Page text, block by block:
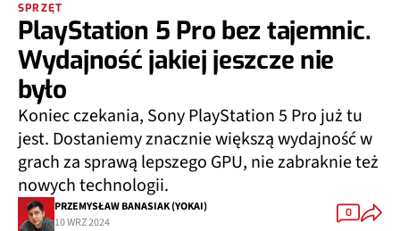
SPRZĘT
PlayStation 5 Pro bez tajemnic.
Wydajność jakiej jeszcze nie
było
Koniec czekania, Sony PlayStation 5 Pro już tu
jest. Dostaniemy znacznie większą wydajność w
grach za sprawą lepszego GPU, nie zabraknie też
nowych technologii.
PRZEMYSŁAW BANASIAK (YOKAI)
10 WRZ 2024
0